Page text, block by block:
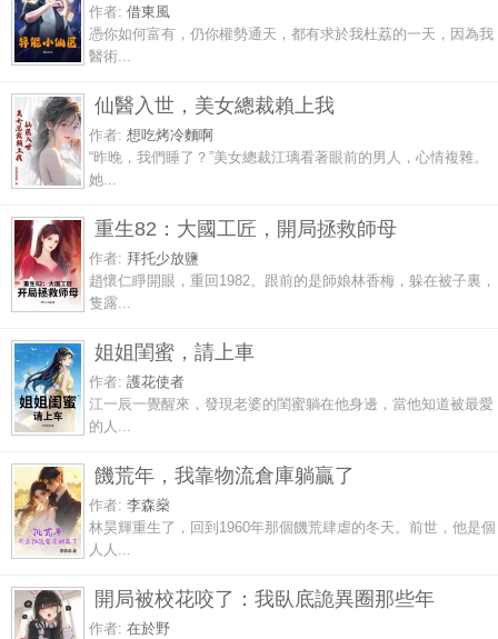
作者: 借東風
憑你如何富有，仍你權勢通天，都有求於我杜荔的一天，因為我
醫術...
仙醫入世，美女總裁賴上我
作者: 想吃烤冷麵啊
“昨晚，我們睡了？”美女總裁江璃看著眼前的男人，心情複雜。
她...
重生82：大國工匠，開局拯救師母
作者: 拜托少放鹽
趙懷仁睜開眼，重回1982。跟前的是師娘林香梅，躲在被子裏，
隻露...
姐姐閨蜜，請上車
作者: 護花使者
江一辰一覺醒來，發現老婆的閨蜜躺在他身邊，當他知道被最愛
的人...
饑荒年，我靠物流倉庫躺贏了
作者: 李森燊
林昊輝重生了，回到1960年那個饑荒肆虐的冬天。前世，他是個
人人...
開局被校花咬了：我臥底詭異圈那些年
作者: 在於野